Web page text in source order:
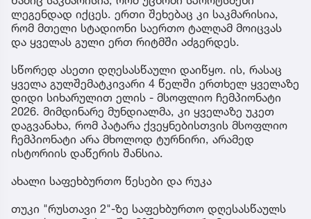
ლეგენდად იქცეს. ერთი შეხებაც კი საკმარისია,
რომ მთელი სტადიონი საერთო ტალღამ მოიცვას
და ყველას გული ერთ რიტმში აძგერდეს.
სწორედ ასეთი დღესასწაული დაიწყო. ის, რასაც
ყველა გულშემატკივარი 4 წელში ერთხელ ყველაზე
დიდი სიხარულით ელის - მსოფლიო ჩემპიონატი
2026. მიმდინარე მუნდიალმა, კი ყველაზე უკეთ
დაგვანახა, რომ პატარა ქვეყნებისთვის მსოფლიო
ჩემპიონატი არა მხოლოდ ტურნირი, არამედ
ისტორიის დაწერის შანსია.
ახალი საფეხბურთო წესები და რუკა
თუკი "რუსთავი 2"-ზე საფეხბურთო დღესასწაულს